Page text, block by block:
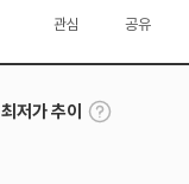
관심
공유
최저가 추이
툴
팁